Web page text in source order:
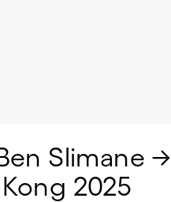
Slimane →
2025